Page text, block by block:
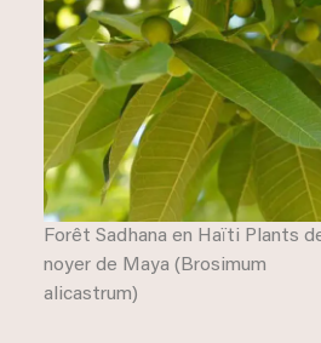
Forêt Sadhana en Haïti Plants
noyer de Maya (Brosimum
alicastrum)